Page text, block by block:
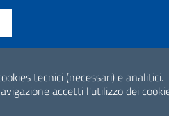
tecnici (necessari) e analitici.
accetti l'utilizzo dei
di accessibilità